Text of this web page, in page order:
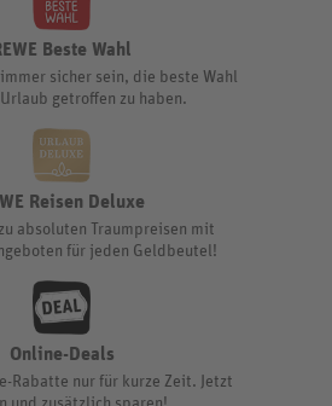
Beste Wahl
sicher sein, die beste Wahl
getroffen zu haben.
Reisen Deluxe
absoluten Traumpreisen mit
für jeden Geldbeutel!
Online-Deals
Rabatte nur für kurze Zeit. Jetzt